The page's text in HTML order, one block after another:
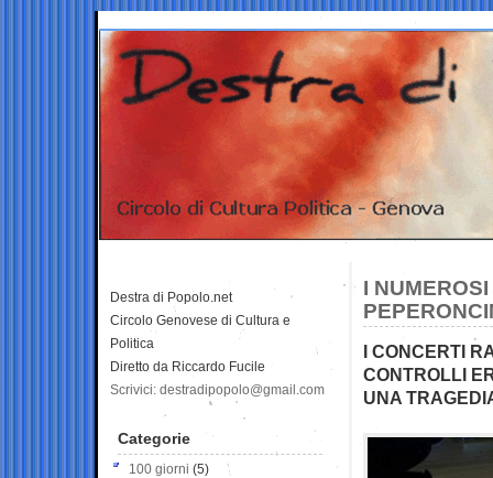
I
I CONCERTI
CONTROLLI
UNA
Destra di Popolo.net
Circolo Genovese di Cultura e
Politica
Diretto da Riccardo Fucile
Scrivici: destradipopolo@gmail.com
Categorie
100 giorni (5)